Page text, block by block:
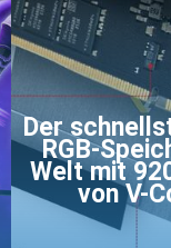
Der
RGB-
Welt mit
von V-